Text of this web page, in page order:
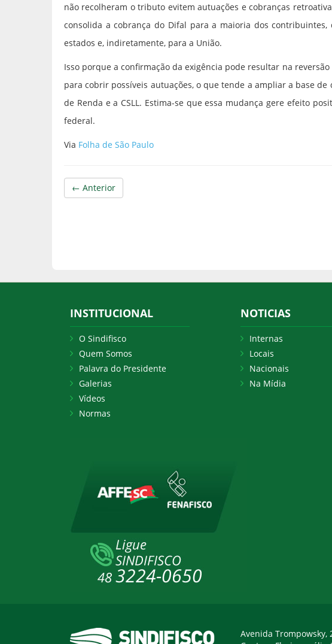
não recolheram o tributo evitem autuações e cobranças
consolida a cobrança do Difal para a maioria dos
estados e, indiretamente, para a União.
Isso porque a confirmação da exigência pode resultar na
para cobrir possíveis autuações, o que tende a ampliar a base
de Renda e a CSLL. Estima-se que essa mudança gere efeito
federal.
Via Folha de São Paulo
← Anterior
INSTITUCIONAL
O Sindifisco
Quem Somos
Palavra do Presidente
Galerias
Vídeos
Normas
NOTICIAS
Internas
Locais
Nacionais
Na Mídia
Avenida Trompowsky,